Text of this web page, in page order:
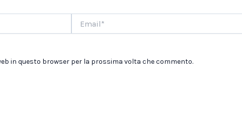
in questo browser per la prossima volta che commento.